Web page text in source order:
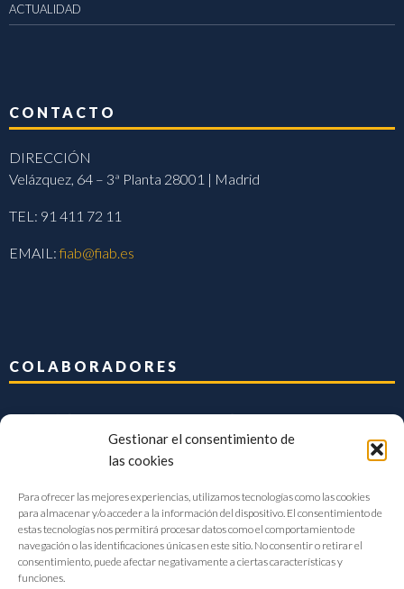
Gestionar el consentimiento de
las cookies
Para ofrecer las mejores experiencias, utilizamos tecnologías como las cookies
para almacenar y/o acceder a la información del dispositivo. El consentimiento de
estas tecnologías nos permitirá procesar datos como el comportamiento de
navegación o las identificaciones únicas en este sitio. No consentir o retirar el
consentimiento, puede afectar negativamente a ciertas características y
funciones.
ACTUALIDAD
CONTACTO
DIRECCIÓN
Velázquez, 64 – 3ª Planta 28001 | Madrid
TEL: 91 411 72 11
EMAIL:fiab@fiab.es
COLABORADORES